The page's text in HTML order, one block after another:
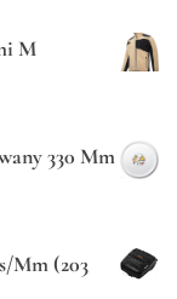
M
330 Mm
Mm (203